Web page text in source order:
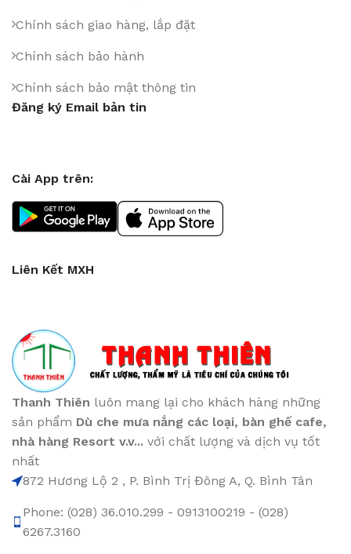
Chính sách giao hàng, lắp đặt
Chính sách bảo hành
Chính sách bảo mật thông tin
Đăng ký Email bản tin
Cài App trên:
Liên Kết MXH
Thanh Thiên luôn mang lại cho khách hàng những
sản phẩm Dù che mưa nắng các loại, bàn ghế cafe,
nhà hàng Resort v.v... với chất lượng và dịch vụ tốt
nhất
872 Hương Lộ 2 , P. Bình Trị Đông A, Q. Bình Tân
Phone: (028) 36.010.299 - 0913100219 - (028)
6267.3160